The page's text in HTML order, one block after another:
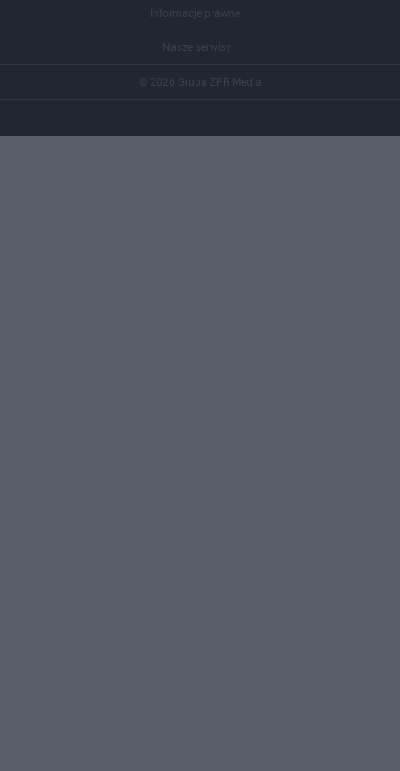
Informacje prawne
Nasze serwisy
© 2026 Grupa ZPR Media